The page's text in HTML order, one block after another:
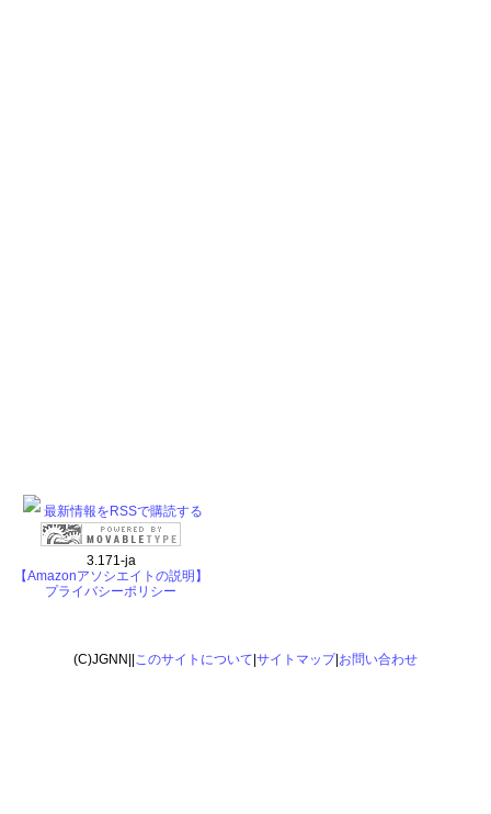
最新情報をRSSで購読する
3.171-ja
【Amazonアソシエイトの説明】
プライバシーポリシー
(C)JGNN|| このサイトについて サイトマップ| お問い合わせ